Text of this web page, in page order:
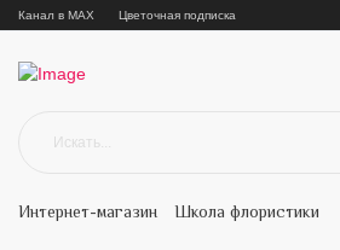
Канал в MAX Цветочная подписка
Интернет-магазин Школа флористики